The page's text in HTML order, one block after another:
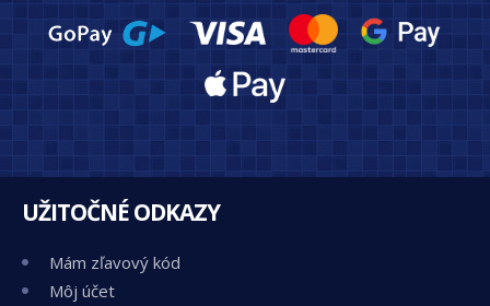
UŽITOČNÉ ODKAZY
Mám zľavový kód
Môj účet